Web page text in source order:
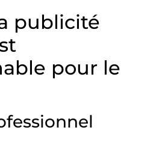
publicité
pour le